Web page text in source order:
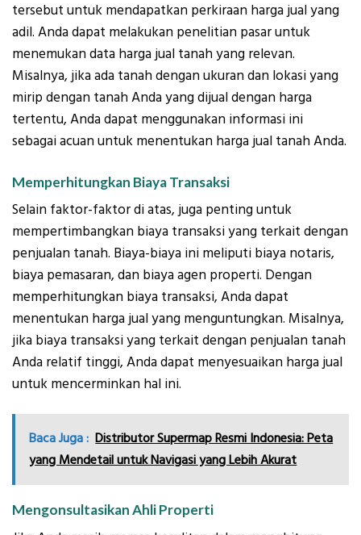
tersebut untuk mendapatkan perkiraan harga jual yang
adil. Anda dapat melakukan penelitian pasar untuk
menemukan data harga jual tanah yang relevan.
Misalnya, jika ada tanah dengan ukuran dan lokasi yang
mirip dengan tanah Anda yang dijual dengan harga
tertentu, Anda dapat menggunakan informasi ini
sebagai acuan untuk menentukan harga jual tanah Anda.
Memperhitungkan Biaya Transaksi
Selain faktor-faktor di atas, juga penting untuk
mempertimbangkan biaya transaksi yang terkait dengan
penjualan tanah. Biaya-biaya ini meliputi biaya notaris,
biaya pemasaran, dan biaya agen properti. Dengan
memperhitungkan biaya transaksi, Anda dapat
menentukan harga jual yang menguntungkan. Misalnya,
jika biaya transaksi yang terkait dengan penjualan tanah
Anda relatif tinggi, Anda dapat menyesuaikan harga jual
untuk mencerminkan hal ini.
Baca Juga : Distributor Supermap Resmi Indonesia: Peta
yang Mendetail untuk Navigasi yang Lebih Akurat
Mengonsultasikan Ahli Properti